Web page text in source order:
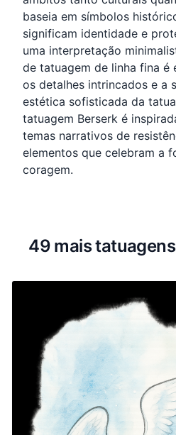
baseia em símbolos
significam identidade e
uma interpretação
de tatuagem de linha fina é
os detalhes intrincados e a
estética sofisticada da
tatuagem Berserk é
temas narrativos de
elementos que celebram a
coragem.
49 mais